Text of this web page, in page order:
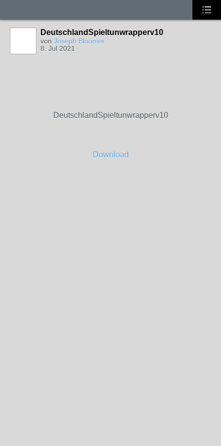
DeutschlandSpieltunwrapperv10
von Joseph Bloomer
8. Jul 2021
DeutschlandSpieltunwrapperv10
Download